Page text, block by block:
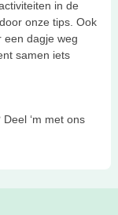
in de
onze tips. Ook
een dagje weg
samen iets
‘m met ons